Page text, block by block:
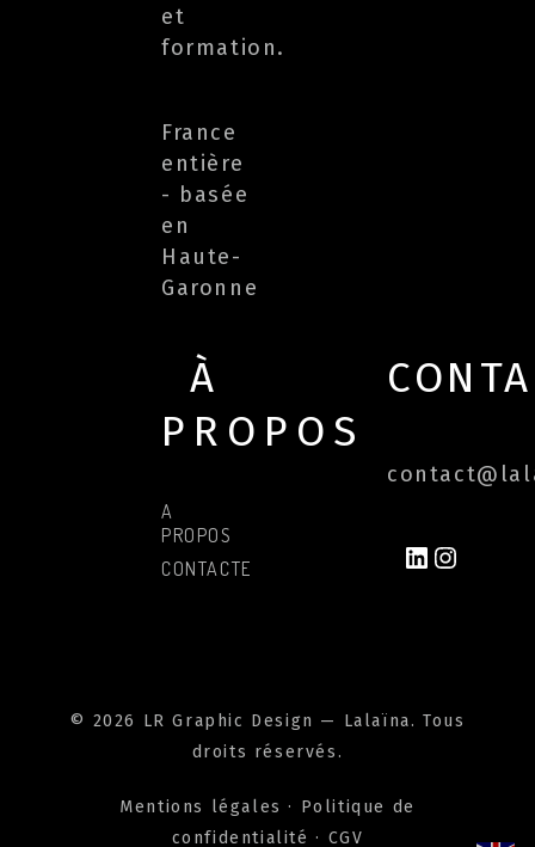
et
formation.
France
entière
- basée
en
Haute-
Garonne
À
PROPOS
A
PROPOS
CONTACTER
LINKEDIN
© 2026 LR Graphic Design — Lalaïna. Tous
droits réservés.
Mentions légales · Politique de
confidentialité · CGV